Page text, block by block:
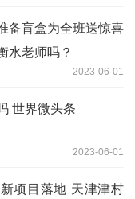
备盲盒为全班送惊喜
水老师吗？
2023-06-01
世界微头条
2023-06-01
项目落地 天津津村